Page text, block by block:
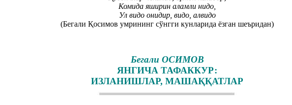
Комида яширин аламли нидо,
Ул видо онидир, видо, алвидо
(Бегали Қосимов умрининг сўнгги кунларида ёзган шеъридан)
Бегали ОСИМОВ
ЯНГИЧА ТАФАККУР:
ИЗЛАНИШЛАР, МАШАҚҚАТЛАР